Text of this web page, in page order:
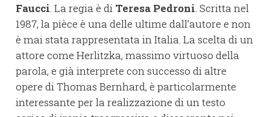
Faucci. La regia è di Teresa Pedroni. Scritta nel
1987, la pièce è una delle ultime dall’autore e non
è mai stata rappresentata in Italia. La scelta di un
attore come Herlitzka, massimo virtuoso della
parola, e già interprete con successo di altre
opere di Thomas Bernhard, è particolarmente
interessante per la realizzazione di un testo